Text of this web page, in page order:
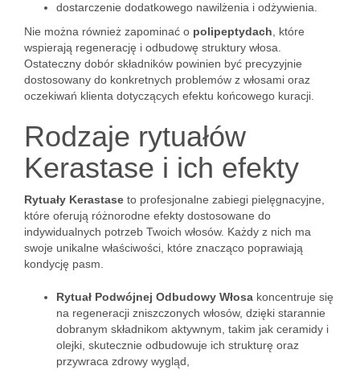
dostarczenie dodatkowego nawilżenia i odżywienia.
Nie można również zapominać o polipeptydach , które
wspierają regenerację i odbudowę struktury włosa.
Ostateczny dobór składników powinien być precyzyjnie
dostosowany do konkretnych problemów z włosami oraz
oczekiwań klienta dotyczących efektu końcowego kuracji.
Rodzaje rytuałów
Kerastase i ich efekty
Rytuały Kerastase to profesjonalne zabiegi pielęgnacyjne,
które oferują różnorodne efekty dostosowane do
indywidualnych potrzeb Twoich włosów. Każdy z nich ma
swoje unikalne właściwości, które znacząco poprawiają
kondycję pasm.
Rytuał Podwójnej Odbudowy Włosa koncentruje się
na regeneracji zniszczonych włosów, dzięki starannie
dobranym składnikom aktywnym, takim jak ceramidy i
olejki, skutecznie odbudowuje ich strukturę oraz
przywraca zdrowy wygląd,